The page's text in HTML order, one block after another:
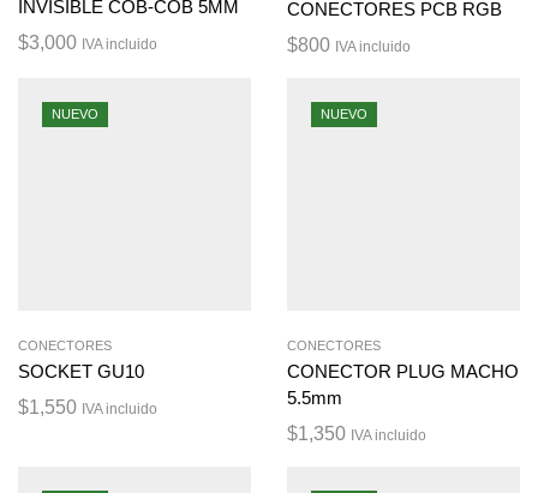
INVISIBLE COB-COB 5MM
$3,000 IVA incluido
CONECTORES PCB RGB
$800 IVA incluido
NUEVO
CONECTORES
SOCKET GU10
$1,550 IVA incluido
NUEVO
CONECTORES
CONECTOR PLUG MACHO
5.5mm
$1,350 IVA incluido